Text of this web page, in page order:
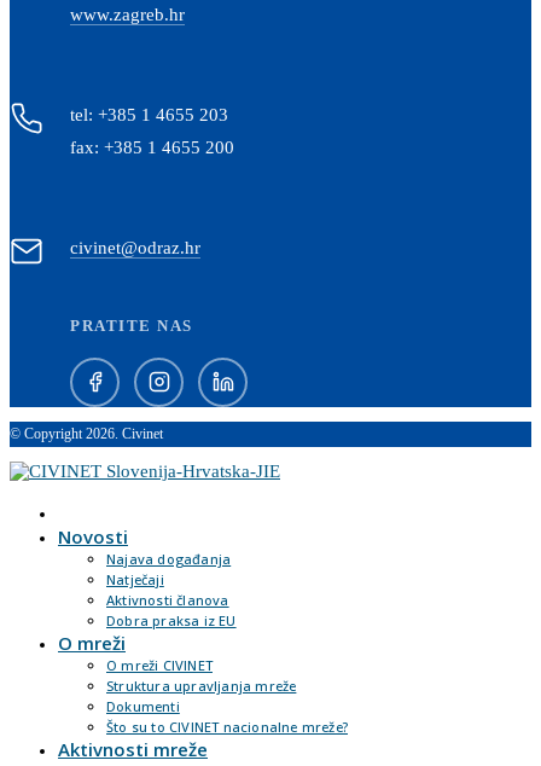
www.zagreb.hr
tel: +385 1 4655 203
fax: +385 1 4655 200
civinet@odraz.hr
PRATITE NAS
© Copyright 2026. Civinet
Novosti
Najava događanja
Natječaji
Aktivnosti članova
Dobra praksa iz EU
O mreži
O mreži CIVINET
Struktura upravljanja mreže
Dokumenti
Što su to CIVINET nacionalne mreže?
Aktivnosti mreže